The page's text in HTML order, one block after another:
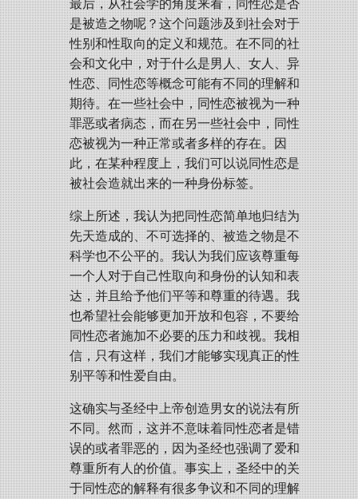
最后，从社会学的角度来看，同性恋是否
是被造之物呢？这个问题涉及到社会对于
性别和性取向的定义和规范。在不同的社
会和文化中，对于什么是男人、女人、异
性恋、同性恋等概念可能有不同的理解和
期待。在一些社会中，同性恋被视为一种
罪恶或者病态，而在另一些社会中，同性
恋被视为一种正常或者多样的存在。因
此，在某种程度上，我们可以说同性恋是
被社会造就出来的一种身份标签。
综上所述，我认为把同性恋简单地归结为
先天造成的、不可选择的、被造之物是不
科学也不公平的。我认为我们应该尊重每
一个人对于自己性取向和身份的认知和表
达，并且给予他们平等和尊重的待遇。我
也希望社会能够更加开放和包容，不要给
同性恋者施加不必要的压力和歧视。我相
信，只有这样，我们才能够实现真正的性
别平等和性爱自由。
这确实与圣经中上帝创造男女的说法有所
不同。然而，这并不意味着同性恋者是错
误的或者罪恶的，因为圣经也强调了爱和
尊重所有人的价值。事实上，圣经中的关
于同性恋的解释有很多争议和不同的理解